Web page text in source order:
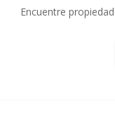
Encuentre